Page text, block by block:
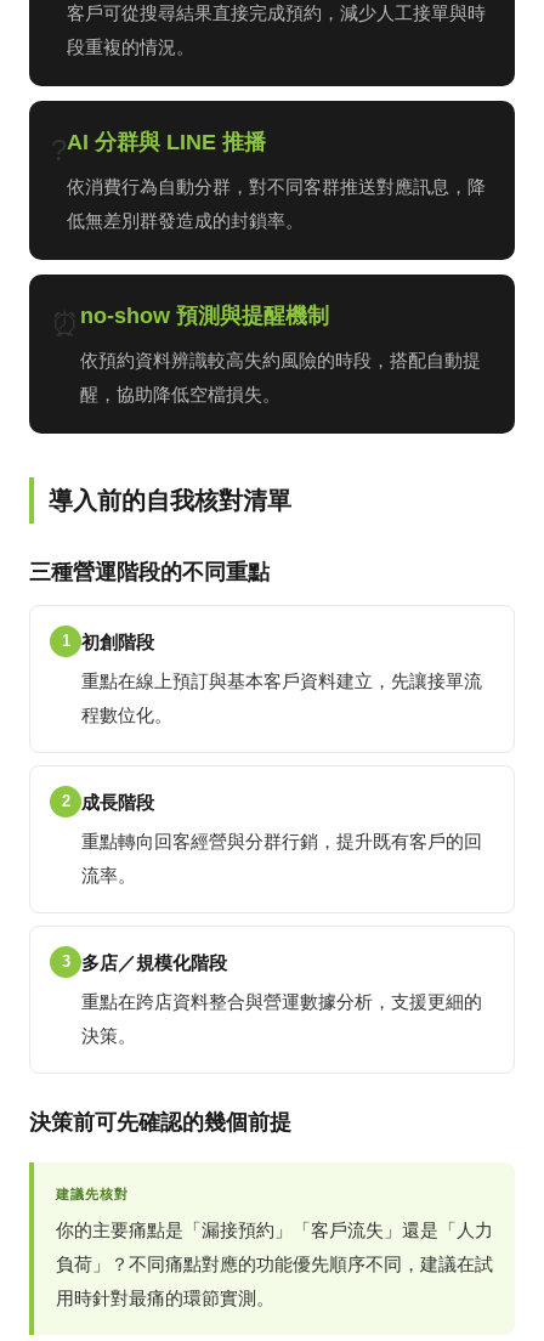
客戶可從搜尋結果直接完成預約，減少人工接單與時
段重複的情況。
?AI 分群與 LINE 推播
依消費行為自動分群，對不同客群推送對應訊息，降
低無差別群發造成的封鎖率。
⏰ no-show 預測與提醒機制
依預約資料辨識較高失約風險的時段，搭配自動提
醒，協助降低空檔損失。
導入前的自我核對清單
三種營運階段的不同重點
1
初創階段
重點在線上預訂與基本客戶資料建立，先讓接單流
程數位化。
2
成長階段
重點轉向回客經營與分群行銷，提升既有客戶的回
流率。
3
多店／規模化階段
重點在跨店資料整合與營運數據分析，支援更細的
決策。
決策前可先確認的幾個前提
建議先核對
你的主要痛點是「漏接預約」「客戶流失」還是「人力
負荷」？不同痛點對應的功能優先順序不同，建議在試
用時針對最痛的環節實測。